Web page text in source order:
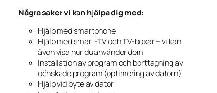
Några saker vi kan hjälpa dig med:
Hjälp med smartphone
Hjälp med smart-TV och TV-boxar – vi kan
även visa hur du använder dem
Installation av program och borttagning av
oönskade program (optimering av datorn)
Hjälp vid byte av dator